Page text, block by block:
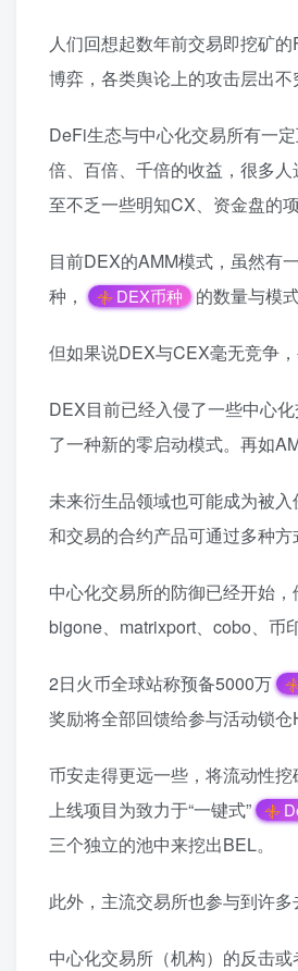
人们回想起数年前交易即挖矿
博弈，各类舆论上的攻击层出不
DeFi生态与中心化交易所有一
倍、百倍、千倍的收益，很多
至不乏一些明知CX、资金盘的
目前DEX的AMM模式，虽然有
种，
DEX币种 的数量与模
但如果说DEX与CEX毫无竞争
DEX目前已经入侵了一些中心
了一种新的零启动模式。再如
未来衍生品领域也可能成为被
和交易的合约产品可通过多种
中心化交易所的防御已经开始
bigone、matrixport、cobo、币
2日火币全球站称预备5000万
奖励将全部回馈给参与活动锁仓
币安走得更远一些，将流动性
上线项目为致力于“一键式”
三个独立的池中来挖出BEL。
此外，主流交易所也参与到许多
中心化交易所（机构）的反击